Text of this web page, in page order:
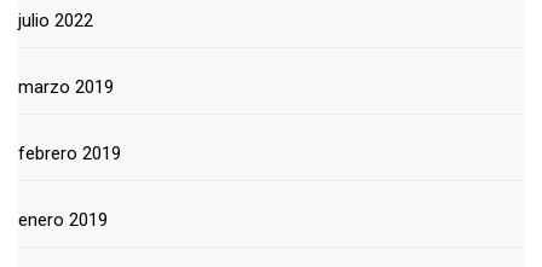
julio 2022
marzo 2019
febrero 2019
enero 2019